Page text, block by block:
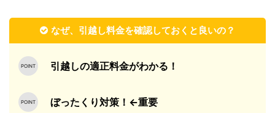
なぜ、引越し料金を確認しておくと良いの？
引越しの適正料金がわかる！
ぼったくり対策！←重要